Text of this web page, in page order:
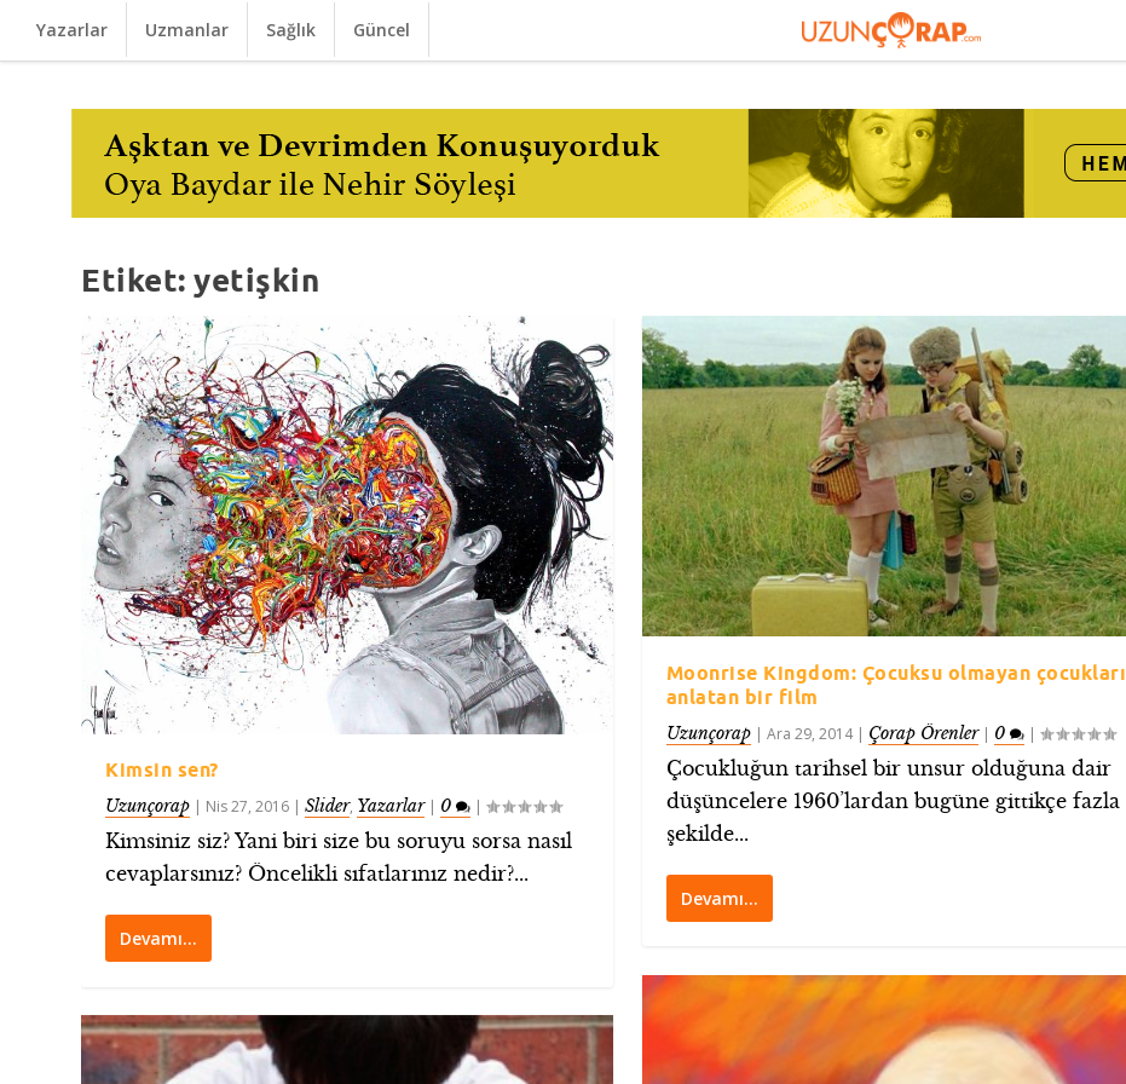
Yazarlar Uzmanlar Sağlık Güncel
Etiket:yetişkin
Kimsin sen?
Uzunçorap | Nis 27, 2016 |Slider, Yazarlar| 0 |
Kimsiniz siz? Yani biri size bu soruyu sorsa nasıl
cevaplarsınız? Öncelikli sıfatlarınız nedir?...
Devamı…
Moonrise Kingdom: Çocuksu olmayan çocukları
anlatan bir film
Uzunçorap| Ara 29, 2014| Çorap Örenler| 0 |
Çocukluğun tarihsel bir unsur olduğuna dair
düşüncelere 1960’lardan bugüne gittikçe fazla
şekilde...
Devamı…